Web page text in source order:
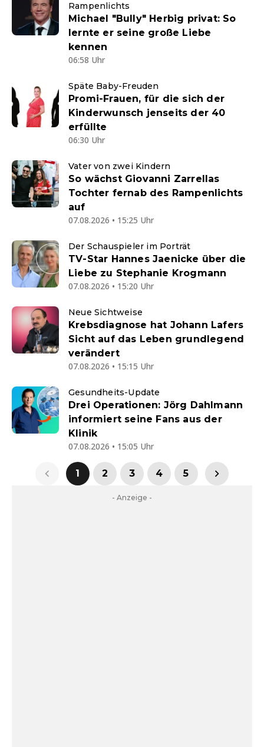
Rampenlichts
Michael "Bully" Herbig privat: So
lernte er seine große Liebe
kennen
06:58 Uhr
Späte Baby-Freuden
Promi-Frauen, für die sich der
Kinderwunsch jenseits der 40
erfüllte
06:30 Uhr
Vater von zwei Kindern
So wächst Giovanni Zarrellas
Tochter fernab des Rampenlichts
auf
07.08.2026 • 15:25 Uhr
Der Schauspieler im Porträt
TV-Star Hannes Jaenicke über die
Liebe zu Stephanie Krogmann
07.08.2026 • 15:20 Uhr
Neue Sichtweise
Krebsdiagnose hat Johann Lafers
Sicht auf das Leben grundlegend
verändert
07.08.2026 • 15:15 Uhr
Gesundheits-Update
Drei Operationen: Jörg Dahlmann
informiert seine Fans aus der
Klinik
07.08.2026 • 15:05 Uhr
1 2 3 4 5
- Anzeige -